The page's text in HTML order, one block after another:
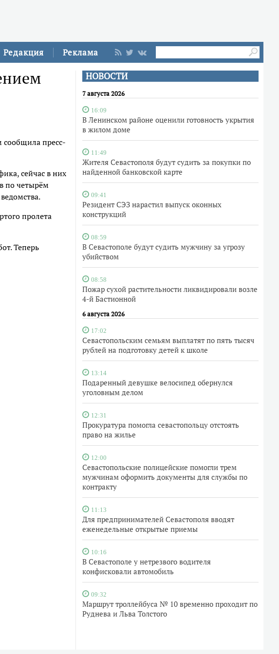
Редакция Реклама
НОВОСТИ
7 августа 2026
16:09
В Ленинском районе оценили готовность укрытия
в жилом доме
11:49
Жителя Севастополя будут судить за покупки по
найденной банковской карте
09:41
Резидент СЭЗ нарастил выпуск оконных
конструкций
08:59
В Севастополе будут судить мужчину за угрозу
убийством
08:58
Пожар сухой растительности ликвидировали возле
4-й Бастионной
6 августа 2026
17:02
Севастопольским семьям выплатят по пять тысяч
рублей на подготовку детей к школе
13:14
Подаренный девушке велосипед обернулся
уголовным делом
12:31
Прокуратура помогла севастопольцу отстоять
право на жилье
12:00
Севастопольские полицейские помогли трем
мужчинам оформить документы для службы по
контракту
11:13
Для предпринимателей Севастополя вводят
еженедельные открытые приемы
10:16
В Севастополе у нетрезвого водителя
конфисковали автомобиль
09:32
Маршрут троллейбуса № 10 временно проходит по
Руднева и Льва Толстого
сообщила пресс-
сейчас в них
по четырём
пролета
Теперь